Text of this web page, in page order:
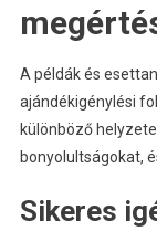
A példák és
ajándékigénylési
különböző
bonyolultságokat,
Sikeres